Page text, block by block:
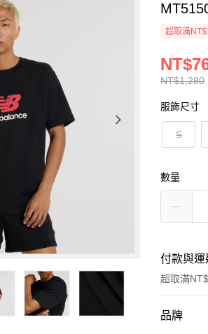
超取滿
NT$1,280
服飾尺寸
S
數量
付款與
超取滿
付款方式
品牌